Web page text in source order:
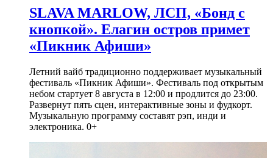
SLAVA MARLOW, ЛСП, «Бонд с
кнопкой». Елагин остров примет
«Пикник Афиши»
Летний вайб традиционно поддерживает музыкальный
фестиваль «Пикник Афиши». Фестиваль под открытым
небом стартует 8 августа в 12:00 и продлится до 23:00.
Развернут пять сцен, интерактивные зоны и фудкорт.
Музыкальную программу составят рэп, инди и
электроника. 0+